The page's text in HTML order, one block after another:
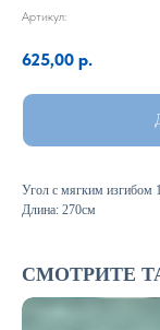
Артикул:
625,00 р.
Угол с мягким изгибом
Длина: 270см
СМОТРИТЕ